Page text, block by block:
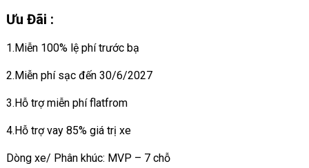
Ưu Đãi :
1.Miễn 100% lệ phí trước bạ
2.Miễn phí sạc đến 30/6/2027
3.Hỗ trợ miễn phí flatfrom
4.Hỗ trợ vay 85% giá trị xe
Dòng xe/ Phân khúc: MVP – 7 chỗ